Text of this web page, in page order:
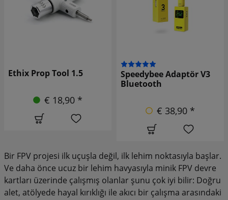
Speedybee Adaptör V3
Gemfan pervane cırcır
anahtarı 8mm 1-4 inç
€ 5,90 *
Bir FPV projesi ilk uçuşla değil, ilk lehim noktasıyla başlar.
Ve daha önce ucuz bir lehim havyasıyla minik FPV devre
kartları üzerinde çalışmış olanlar şunu çok iyi bilir: Doğru
alet, atölyede hayal kırıklığı ile akıcı bir çalışma arasındaki